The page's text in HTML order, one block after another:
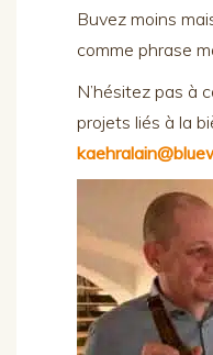
Buvez moins
comme phrase
N’hésitez pas à
projets liés à la